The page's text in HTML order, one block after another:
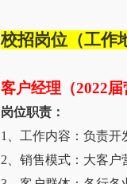
校招岗位（工作
客户经理（2022
岗位职责：
1、工作内容：负责开
2、销售模式：大客户